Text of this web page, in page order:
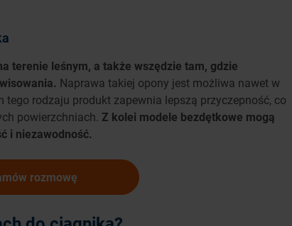
terenie leśnym, a także wszędzie tam, gdzie
Naprawa takiej opony jest możliwa nawet w
rodzaju produkt zapewnia lepszą przyczepność, co
powierzchniach. Z kolei modele bezdętkowe mogą
i niezawodność.
rozmowę